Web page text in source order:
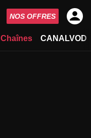
Chaînes CANALVOD
NOS OFFRES